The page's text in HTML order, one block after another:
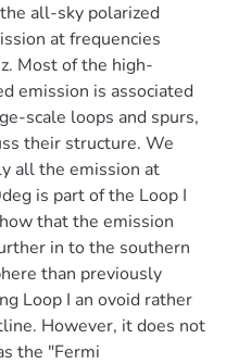
all-sky polarized
at frequencies
Most of the high-
emission is associated
scale loops and spurs,
their structure. We
all the emission at
is part of the Loop I
that the emission
in to the southern
than previously
Loop I an ovoid rather
However, it does not
the "Fermi